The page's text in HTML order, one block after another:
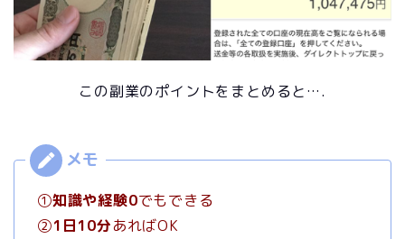
この副業のポイントをまとめると….
①知識や経験0でもできる
②1日10分あればOK